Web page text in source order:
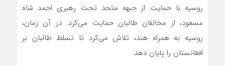
روسیه با حمایت از جبهه متحد تحت رهبری احمد شاه
مسعود، از مخالفان طالبان حمایت می‌کرد. در آن زمان،
روسیه به همراه هند، تلاش می‌کرد تا تسلط طالبان بر
افغانستان را پایان دهد.